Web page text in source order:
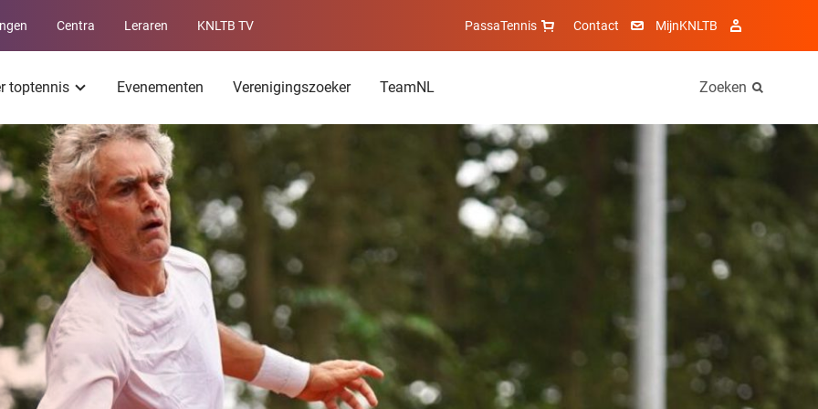
Centra Leraren KNLTB TV PassaTennis Contact MijnKNLTB
toptennis Evenementen Verenigingszoeker TeamNL Zoeken